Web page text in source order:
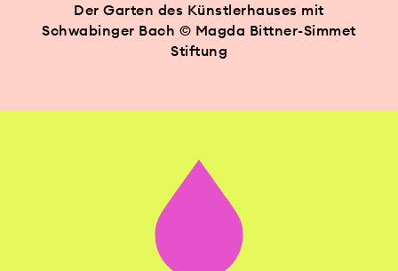
Der Garten des Künstlerhauses mit
Schwabinger Bach © Magda Bittner-Simmet
Stiftung